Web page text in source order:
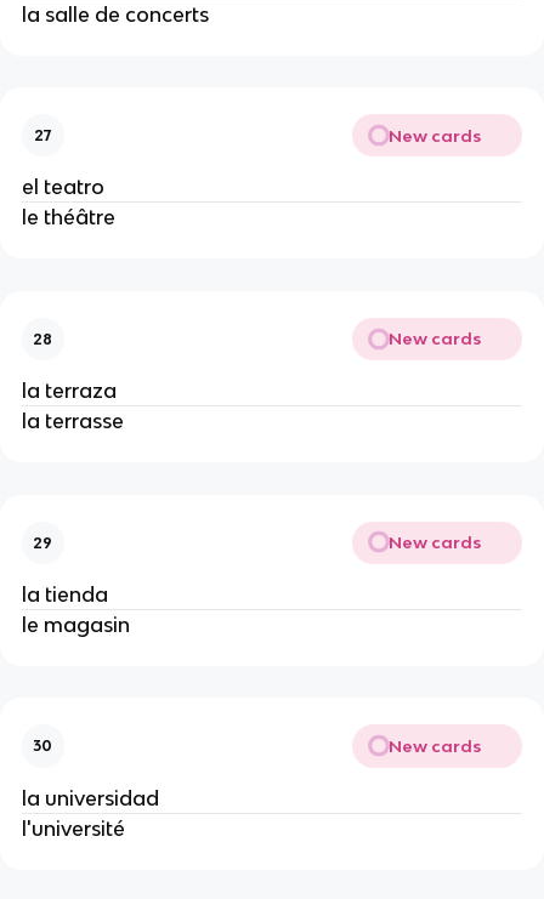
la salle de concerts
27 New cards
el teatro
le théâtre
28 New cards
la terraza
la terrasse
29 New cards
la tienda
le magasin
30 New cards
la universidad
l'université